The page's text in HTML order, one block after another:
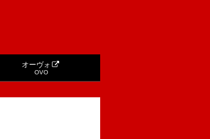
オーヴォ
OVO